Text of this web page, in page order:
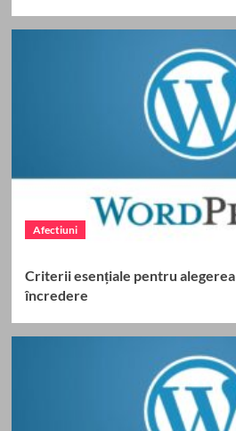
Afectiuni
Criterii esențiale pentru
încredere